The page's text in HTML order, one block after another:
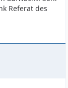
Referat des